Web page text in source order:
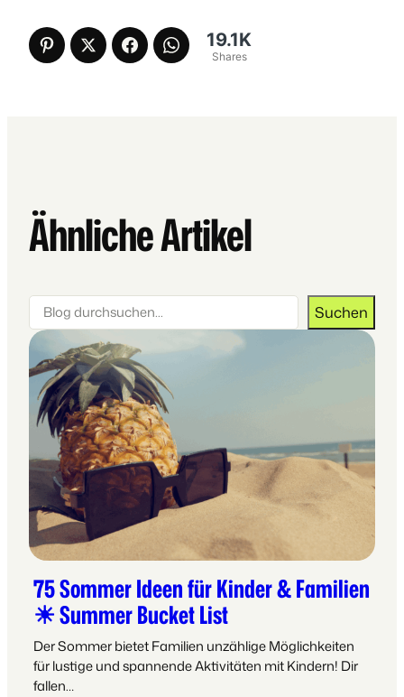
19.1K
Shares
Ähnliche Artikel
Suchen Suchen
75 Sommer Ideen für Kinder & Familien
☀ Summer Bucket List
Der Sommer bietet Familien unzählige Möglichkeiten
für lustige und spannende Aktivitäten mit Kindern! Dir
fallen…